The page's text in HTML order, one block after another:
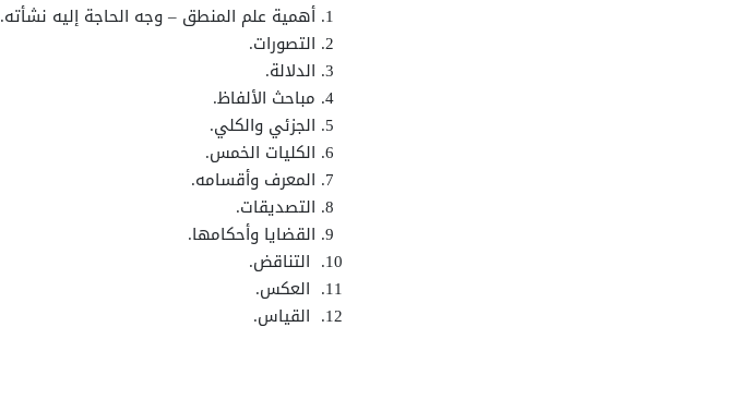
أهمية علم المنطق – وجه الحاجة إليه نشأته.
التصورات.
الدلالة.
مباحث الألفاظ.
الجزئي والكلي.
الكليات الخمس.
المعرف وأقسامه.
التصديقات.
القضايا وأحكامها.
التناقض.
العكس.
القياس.